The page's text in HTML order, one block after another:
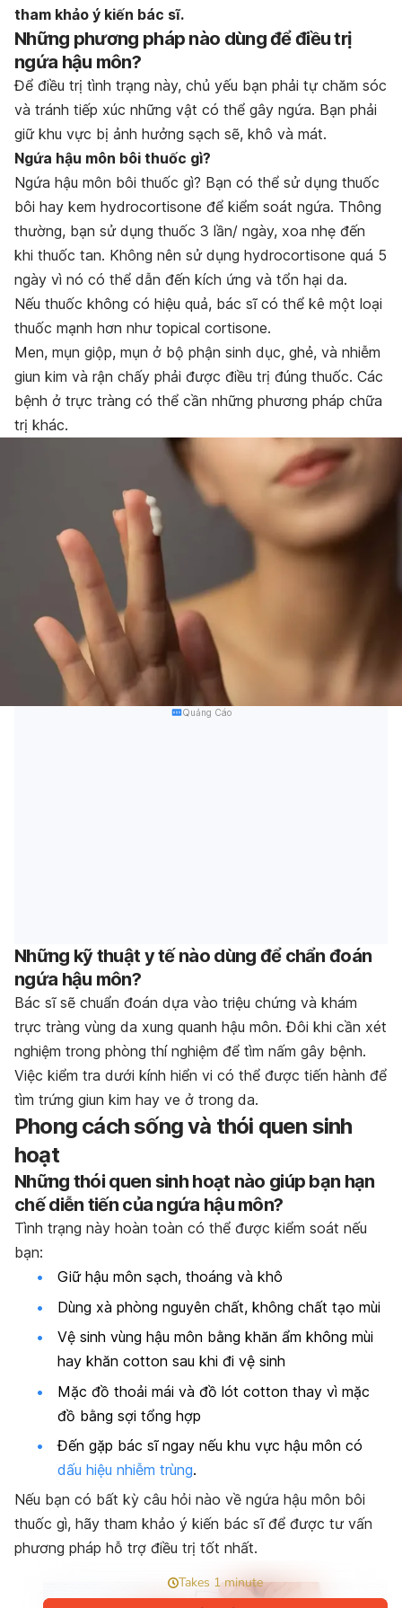
tham khảo ý kiến bác sĩ.
Những phương pháp nào dùng để điều trị
ngứa hậu môn?
Để điều trị tình trạng này, chủ yếu bạn phải tự chăm sóc
và tránh tiếp xúc những vật có thể gây ngứa. Bạn phải
giữ khu vực bị ảnh hưởng sạch sẽ, khô và mát.
Ngứa hậu môn bôi thuốc gì?
Ngứa hậu môn bôi thuốc gì? Bạn có thể sử dụng thuốc
bôi hay kem hydrocortisone để kiểm soát ngứa. Thông
thường, bạn sử dụng thuốc 3 lần/ ngày, xoa nhẹ đến
khi thuốc tan. Không nên sử dụng hydrocortisone quá 5
ngày vì nó có thể dẫn đến kích ứng và tổn hại da.
Nếu thuốc không có hiệu quả, bác sĩ có thể kê một loại
thuốc mạnh hơn như topical cortisone.
Men, mụn giộp, mụn ở bộ phận sinh dục, ghẻ, và nhiễm
giun kim và rận chấy phải được điều trị đúng thuốc. Các
bệnh ở trực tràng có thể cần những phương pháp chữa
trị khác.
Quảng Cáo
Những kỹ thuật y tế nào dùng để chẩn đoán
ngứa hậu môn?
Bác sĩ sẽ chuẩn đoán dựa vào triệu chứng và khám
trực tràng vùng da xung quanh hậu môn. Đôi khi cần xét
nghiệm trong phòng thí nghiệm để tìm nấm gây bệnh.
Việc kiểm tra dưới kính hiển vi có thể được tiến hành để
tìm trứng giun kim hay ve ở trong da.
Phong cách sống và thói quen sinh
hoạt
Những thói quen sinh hoạt nào giúp bạn hạn
chế diễn tiến của ngứa hậu môn?
Tình trạng này hoàn toàn có thể được kiểm soát nếu
bạn:
Giữ hậu môn sạch, thoáng và khô
Dùng xà phòng nguyên chất, không chất tạo mùi
Vệ sinh vùng hậu môn bằng khăn ẩm không mùi
hay khăn cotton sau khi đi vệ sinh
Mặc đồ thoải mái và đồ lót cotton thay vì mặc
đồ bằng sợi tổng hợp
Đến gặp bác sĩ ngay nếu khu vực hậu môn có
dấu hiệu nhiễm trùng.
Nếu bạn có bất kỳ câu hỏi nào về ngứa hậu môn bôi
thuốc gì, hãy tham khảo ý kiến bác sĩ để được tư vấn
phương pháp hỗ trợ điều trị tốt nhất.